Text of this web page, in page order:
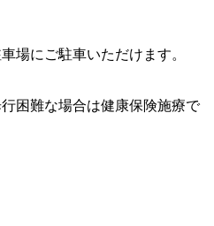
場にご駐車いただけます。
困難な場合は健康保険施療で